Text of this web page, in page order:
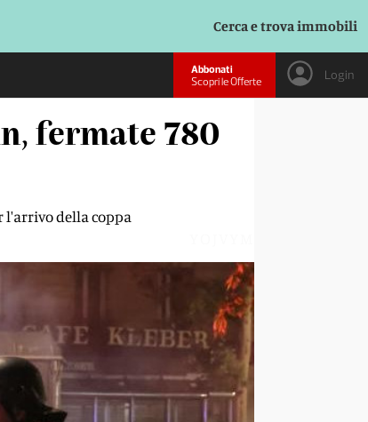
Cerca e trova immobili
Abbonati
Scopri le Offerte
Login
fermate 780
l'arrivo della coppa